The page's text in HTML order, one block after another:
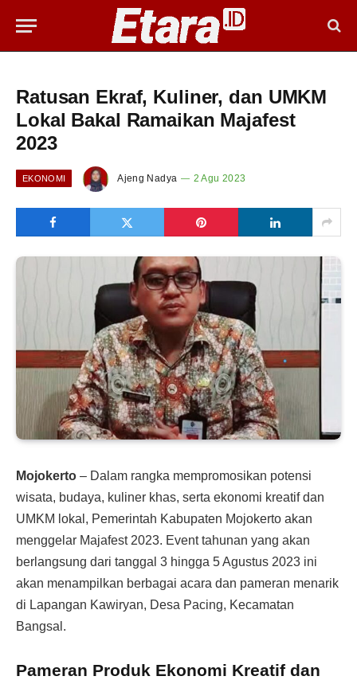
Ratusan Ekraf, Kuliner, dan UMKM
Lokal Bakal Ramaikan Majafest
2023
EKONOMI Ajeng Nadya 2 Agu 2023
Mojokerto – Dalam rangka mempromosikan potensi
wisata, budaya, kuliner khas, serta ekonomi kreatif dan
UMKM lokal, Pemerintah Kabupaten Mojokerto akan
menggelar Majafest 2023. Event tahunan yang akan
berlangsung dari tanggal 3 hingga 5 Agustus 2023 ini
akan menampilkan berbagai acara dan pameran menarik
di Lapangan Kawiryan, Desa Pacing, Kecamatan
Bangsal.
Pameran Produk Ekonomi Kreatif dan